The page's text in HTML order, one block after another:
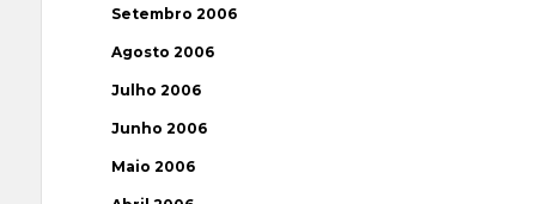
Setembro 2006
Agosto 2006
Julho 2006
Junho 2006
Maio 2006